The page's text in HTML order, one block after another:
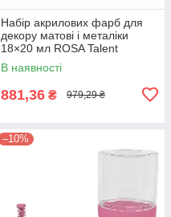
Набір акрилових фарб для
декору матові і металіки
18×20 мл ROSA Talent
В наявності
881,36 ₴ 979,29 ₴
–10%